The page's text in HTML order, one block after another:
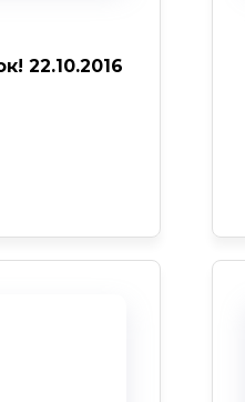
22.10.2016